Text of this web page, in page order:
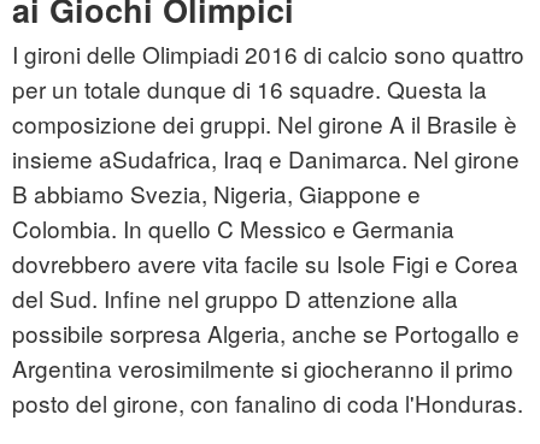
ai Giochi Olimpici
I gironi delle Olimpiadi 2016 di calcio sono quattro
per un totale dunque di 16 squadre. Questa la
composizione dei gruppi. Nel girone A il Brasile è
insieme aSudafrica, Iraq e Danimarca. Nel girone
B abbiamo Svezia, Nigeria, Giappone e
Colombia. In quello C Messico e Germania
dovrebbero avere vita facile su Isole Figi e Corea
del Sud. Infine nel gruppo D attenzione alla
possibile sorpresa Algeria, anche se Portogallo e
Argentina verosimilmente si giocheranno il primo
posto del girone, con fanalino di coda l'Honduras.